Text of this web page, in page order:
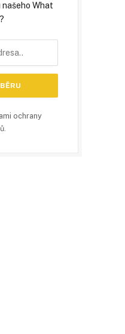
našeho What
ochrany
.